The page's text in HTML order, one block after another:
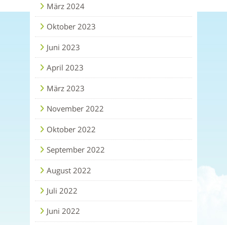
März 2024
Oktober 2023
Juni 2023
April 2023
März 2023
November 2022
Oktober 2022
September 2022
August 2022
Juli 2022
Juni 2022